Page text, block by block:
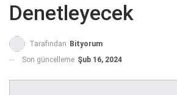
Denetleyecek
Tarafından Bityorum
Son güncelleme Şub 16, 2024